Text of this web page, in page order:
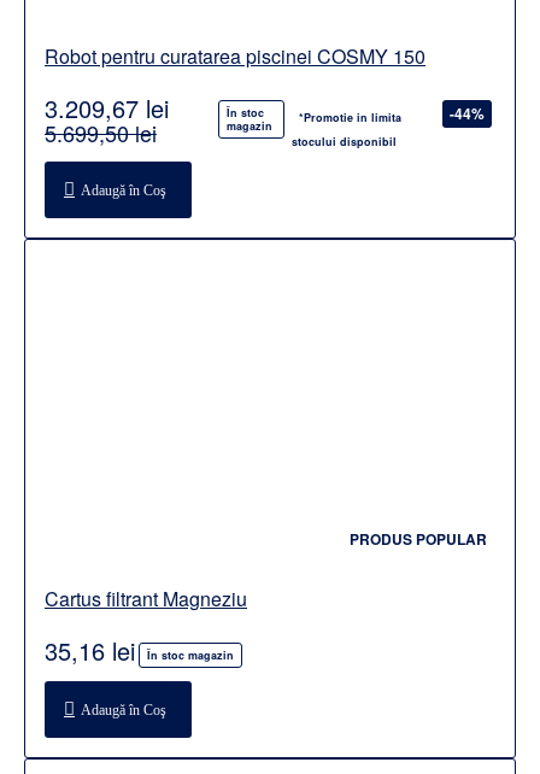
Robot pentru curatarea piscinei COSMY 150
În stoc
magazin
*Promotie in limita
stocului disponibil
-44%
3.209,67 lei
5.699,50 lei
Adaugă în Coş
PRODUS POPULAR
Cartus filtrant Magneziu
În stoc magazin
35,16 lei
Adaugă în Coş